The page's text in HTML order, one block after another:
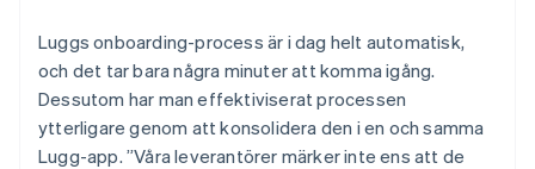
Luggs onboarding-process är i dag helt automatisk,
och det tar bara några minuter att komma igång.
Dessutom har man effektiviserat processen
ytterligare genom att konsolidera den i en och samma
Lugg-app. ”Våra leverantörer märker inte ens att de